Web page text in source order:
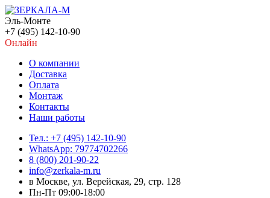
Эль-Монте
+7 (495) 142-10-90
Онлайн
О компании
Доставка
Оплата
Монтаж
Контакты
Наши работы
Тел.: +7 (495) 142-10-90
WhatsApp: 79774702266
8 (800) 201-90-22
info@zerkala-m.ru
в Москве, ул. Верейская, 29, стр. 128
Пн-Пт 09:00-18:00